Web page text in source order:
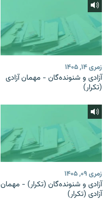
زمری ۱۴, ۱۴۰۵
آزادی و شنونده‌گان - مهمان آزادی
(تکرار)
زمری ۰۹, ۱۴۰۵
آزادی و شنونده‌گان (تکرار) - مهمان
آزادی (تکرار)